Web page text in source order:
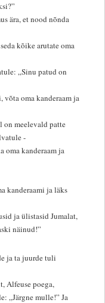
ära, et nood nõnda
kõike arutate oma
„Sinu patud on
võta oma kanderaam ja
on meelevald patte
-
oma kanderaam ja
kanderaami ja läks
ja ülistasid Jumalat,
näinud!”
ja ta juurde tuli
Alfeuse poega,
„Järgne mulle!” Ja